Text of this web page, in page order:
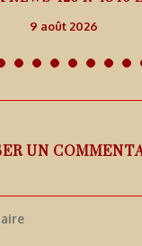
9 août 2026
UN